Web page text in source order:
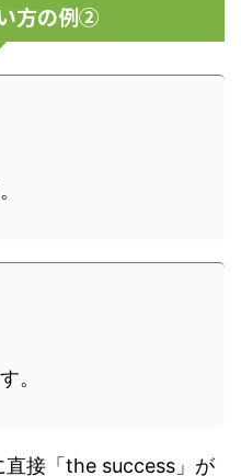
方の例②
。
直接「the success」が